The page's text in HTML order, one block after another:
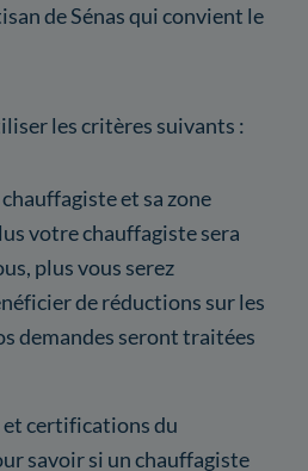
de Sénas qui convient le
les critères suivants :
et sa zone
votre chauffagiste sera
plus vous serez
de réductions sur les
demandes seront traitées
certifications du
savoir si un chauffagiste